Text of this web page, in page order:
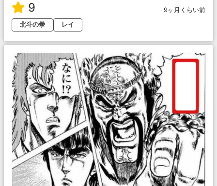
9
9ヶ月くらい前
北斗の拳
レイ